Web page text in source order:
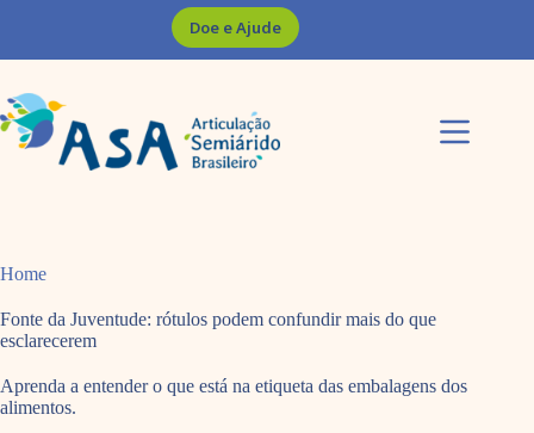
Doe e Ajude
Home
Fonte da Juventude: rótulos podem confundir mais do que
esclarecerem
Aprenda a entender o que está na etiqueta das embalagens dos
alimentos.